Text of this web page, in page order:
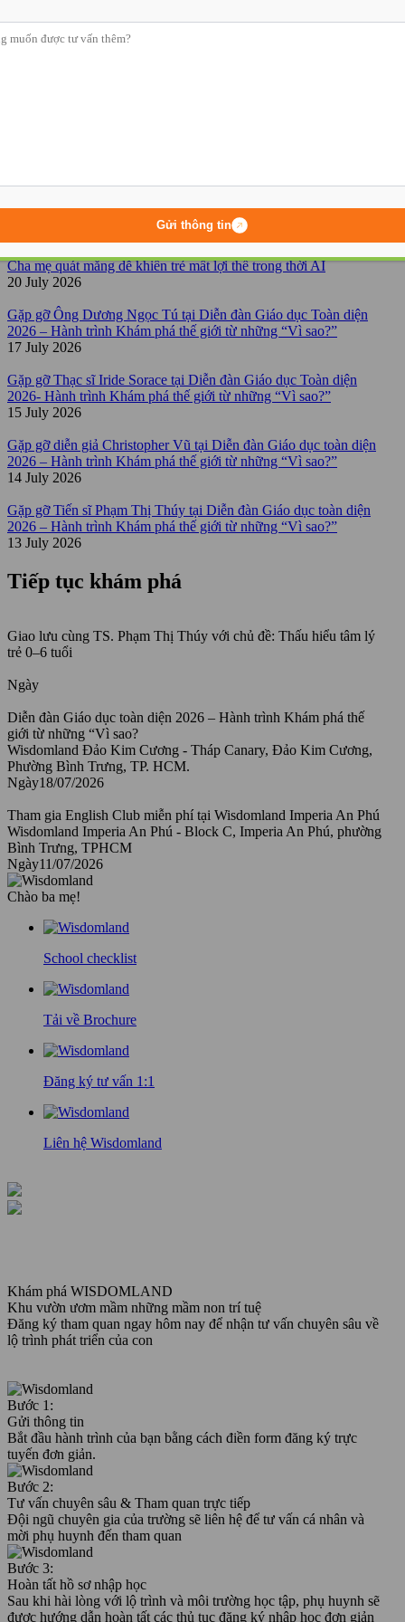
Cha mẹ quát mắng dễ khiến trẻ mất lợi thế trong thời AI
20 July 2026
Gặp gỡ Ông Dương Ngọc Tú tại Diễn đàn Giáo dục Toàn diện
2026 – Hành trình Khám phá thế giới từ những “Vì sao?”
17 July 2026
Gặp gỡ Thạc sĩ Iride Sorace tại Diễn đàn Giáo dục Toàn diện
2026- Hành trình Khám phá thế giới từ những “Vì sao?”
15 July 2026
Gặp gỡ diễn giả Christopher Vũ tại Diễn đàn Giáo dục toàn diện
2026 – Hành trình Khám phá thế giới từ những “Vì sao?”
14 July 2026
Gặp gỡ Tiến sĩ Phạm Thị Thúy tại Diễn đàn Giáo dục toàn diện
2026 – Hành trình Khám phá thế giới từ những “Vì sao?”
13 July 2026
Tiếp tục khám phá
Giao lưu cùng TS. Phạm Thị Thúy với chủ đề: Thấu hiểu tâm lý
trẻ 0–6 tuổi
Ngày
Diễn đàn Giáo dục toàn diện 2026 – Hành trình Khám phá thế
giới từ những “Vì sao?
Wisdomland Đảo Kim Cương - Tháp Canary, Đảo Kim Cương,
Phường Bình Trưng, TP. HCM.
Ngày18/07/2026
Tham gia English Club miễn phí tại Wisdomland Imperia An Phú
Wisdomland Imperia An Phú - Block C, Imperia An Phú, phường
Bình Trưng, TPHCM
Ngày11/07/2026
Chào ba mẹ!
School checklist
Tải về Brochure
Đăng ký tư vấn 1:1
Liên hệ Wisdomland
Khám phá WISDOMLAND
Khu vườn ươm mầm những mầm non trí tuệ
Đăng ký tham quan ngay hôm nay để nhận tư vấn chuyên sâu về
lộ trình phát triển của con
Bước 1:
Gửi thông tin
Bắt đầu hành trình của bạn bằng cách điền form đăng ký trực
tuyến đơn giản.
Bước 2:
Tư vấn chuyên sâu & Tham quan trực tiếp
Đội ngũ chuyên gia của trường sẽ liên hệ để tư vấn cá nhân và
mời phụ huynh đến tham quan
Bước 3:
Hoàn tất hồ sơ nhập học
Sau khi hài lòng với lộ trình và môi trường học tập, phụ huynh sẽ
được hướng dẫn hoàn tất các thủ tục đăng ký nhập học đơn giản
Gửi thông tin